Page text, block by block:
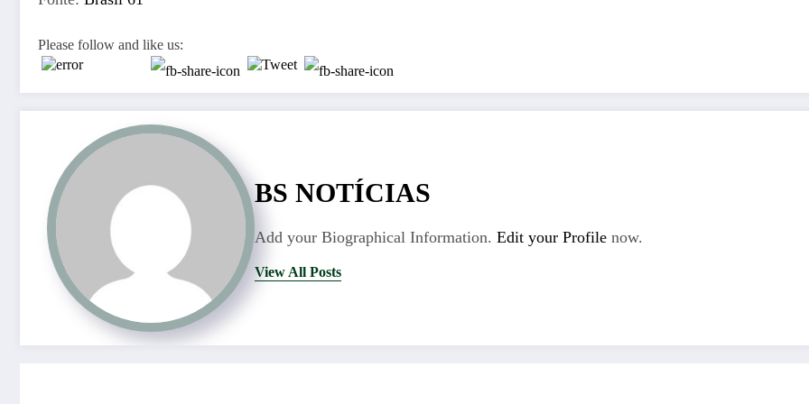
Please follow and like us:
BS NOTÍCIAS
Add your Biographical Information. Edit your Profile now.
View All Posts